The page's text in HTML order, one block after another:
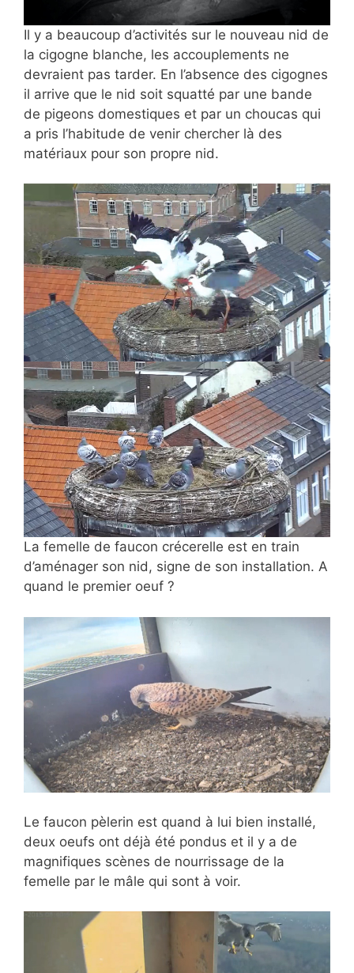
Il y a beaucoup d’activités sur le nouveau nid de
la cigogne blanche, les accouplements ne
devraient pas tarder. En l’absence des cigognes
il arrive que le nid soit squatté par une bande
de pigeons domestiques et par un choucas qui
a pris l’habitude de venir chercher là des
matériaux pour son propre nid.
La femelle de faucon crécerelle est en train
d’aménager son nid, signe de son installation. A
quand le premier oeuf ?
Le faucon pèlerin est quand à lui bien installé,
deux oeufs ont déjà été pondus et il y a de
magnifiques scènes de nourrissage de la
femelle par le mâle qui sont à voir.